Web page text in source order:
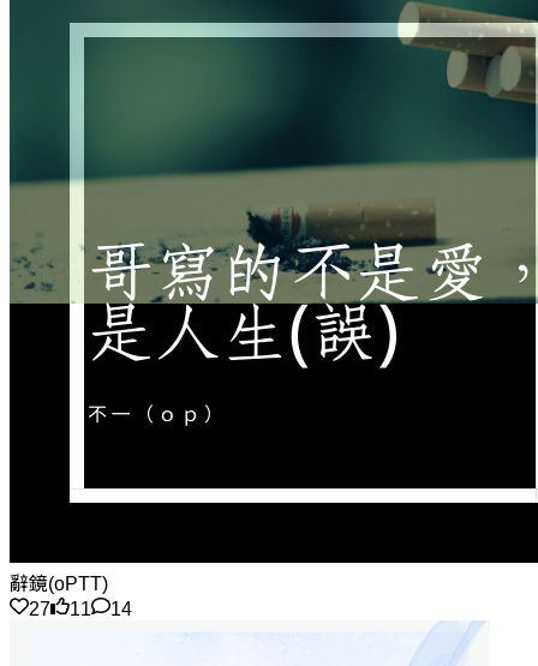
辭鏡(oPTT)
27
11 14